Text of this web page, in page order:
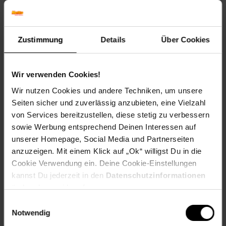
Zustimmung Details Über Cookies
Wir verwenden Cookies!
Wir nutzen Cookies und andere Techniken, um unsere
Seiten sicher und zuverlässig anzubieten, eine Vielzahl
von Services bereitzustellen, diese stetig zu verbessern
sowie Werbung entsprechend Deinen Interessen auf
unserer Homepage, Social Media und Partnerseiten
anzuzeigen. Mit einem Klick auf „Ok“ willigst Du in die
Cookie Verwendung ein. Deine Cookie-Einstellungen
kannst Du jederzeit in den Datenschutzinformationen
ändern bzw. widerrufen.
Notwendig
Winterfarbe: Immergrün
Blattform: Lineal
Standortempfehlung: Halbschattig, feucht
Lichtbedarf: Schattig-Halbschattig
Wasserbedarf: Mittel
Rückschnitt: Kein Rückschnitt erforderlich
Schnittverträglichkeit: Gut
Bodenansprüche: humos und kalkhaltig
Nährstoffgehalt: Mittel
Frosthärte: bis -15 °C
Verwendung: Am Teichrand,Unter Gehölzen,Im
Schattengarten,Schattenpflanze, Steingarten, Bodendecker,
Naturgarten, Waldgarten
Eigenschaften